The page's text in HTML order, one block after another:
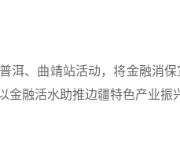
洱、曲靖站活动，将金融消
融活水助推边疆特色产业振